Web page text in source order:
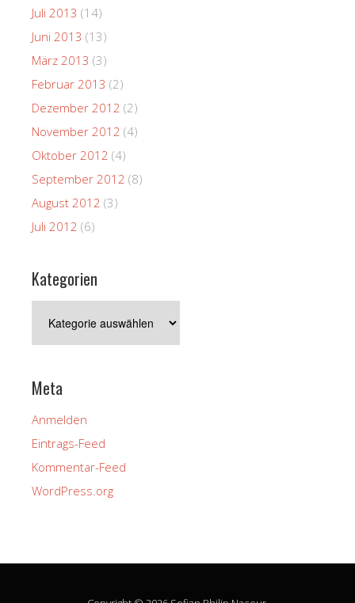
Juli 2013 (14)
Juni 2013 (13)
März 2013 (3)
Februar 2013 (2)
Dezember 2012 (2)
November 2012 (4)
Oktober 2012 (4)
September 2012 (8)
August 2012 (3)
Juli 2012 (6)
Kategorien
Meta
Anmelden
Eintrags-Feed
Kommentar-Feed
WordPress.org